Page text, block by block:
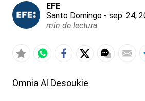
EFE
Santo Domingo - sep. 24,
min de lectura
Omnia Al Desoukie